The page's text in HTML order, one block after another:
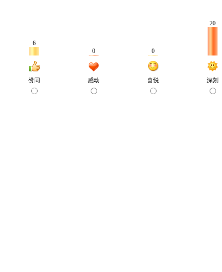
6
赞同
0
感动
0
喜悦
20
深刻